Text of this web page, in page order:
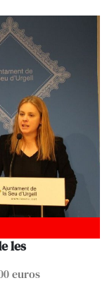
les
euros